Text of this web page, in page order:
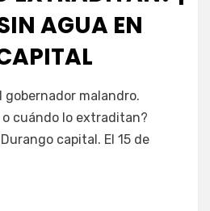
AGUA EN
gobernador malandro.
cuándo lo extraditan?
capital. El 15 de